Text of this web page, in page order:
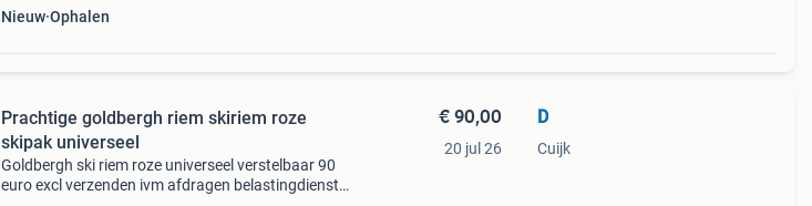
Nieuw Ophalen
Prachtige goldbergh riem skiriem roze
skipak universeel
Goldbergh ski riem roze universeel verstelbaar 90
euro excl verzenden ivm afdragen belastingdienst
€ 90,00
20 jul 26
D
Cuijk